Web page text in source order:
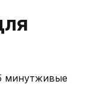
минутживые